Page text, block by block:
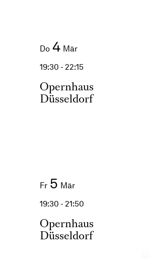
Do 4 Mär
19:30 - 22:15
Opernhaus
Düsseldorf
Fr 5 Mär
19:30 - 21:50
Opernhaus
Düsseldorf